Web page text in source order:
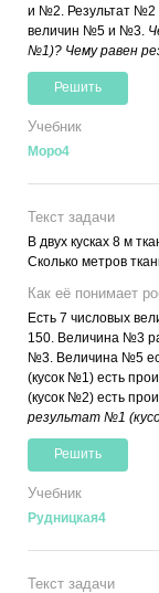
и №2. Результат №2
величин №5 и №3.
№1)? Чему равен
Решить
Учебник
Моро4
Текст задачи
В двух кусках 8 м
Сколько метров
Как её понимает
Есть 7 числовых
150. Величина №3
№3. Величина №5
(кусок №1) есть
(кусок №2) есть
результат №1
Решить
Учебник
Рудницкая4
Текст задачи